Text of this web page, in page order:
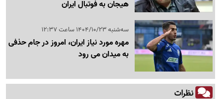
هیجان به فوتبال ایران
سه‌شنبه 1404/10/23 ساعت 12:37
مهره مورد نیاز ایران، امروز در جام حذفی
به میدان می رود
نظرات